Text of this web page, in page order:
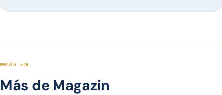
MÁS EN
Más de Magazin